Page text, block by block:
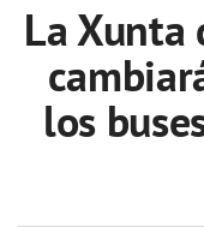
La Xunta
los